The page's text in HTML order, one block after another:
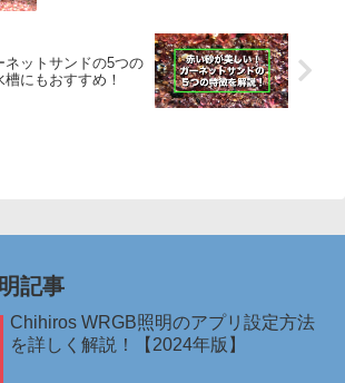
ットサンドの5つの
にもおすすめ！
記事
Chihiros WRGB照明のアプリ設定方法
を詳しく解説！【2024年版】